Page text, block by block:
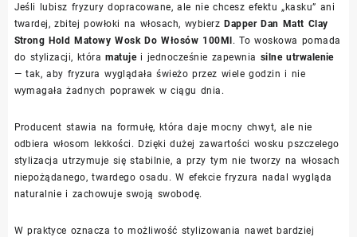
Jeśli lubisz fryzury dopracowane, ale nie chcesz efektu „kasku” ani
twardej, zbitej powłoki na włosach, wybierzDapper Dan Matt Clay
Strong Hold Matowy Wosk Do Włosów 100Ml. To woskowa pomada
do stylizacji, któramatujei jednocześnie zapewnia silne utrwalenie
— tak, aby fryzura wyglądała świeżo przez wiele godzin i nie
wymagała żadnych poprawek w ciągu dnia.
Producent stawia na formułę, która daje mocny chwyt, ale nie
odbiera włosom lekkości. Dzięki dużej zawartości wosku pszczelego
stylizacja utrzymuje się stabilnie, a przy tym nie tworzy na włosach
niepożądanego, twardego osadu. W efekcie fryzura nadal wygląda
naturalnie i zachowuje swoją swobodę.
W praktyce oznacza to możliwość stylizowania nawet bardziej